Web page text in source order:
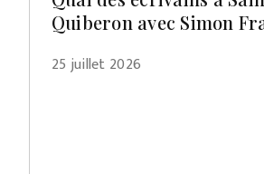
Quiberon avec Simon
25 juillet 2026